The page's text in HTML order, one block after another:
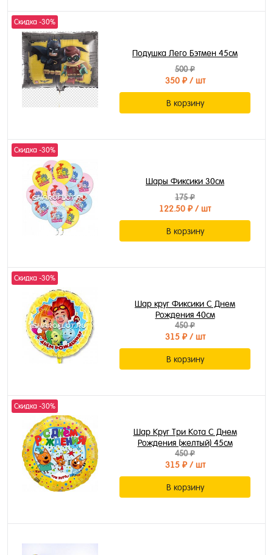
Скидка -30%
Подушка Лего Бэтмен 45см
500 ₽
350 ₽/ шт
В корзину
Скидка -30%
Шары Фиксики 30см
175 ₽
122.50 ₽/ шт
В корзину
Скидка -30%
Шар круг Фиксики С Днем
Рождения 40см
450 ₽
315 ₽/ шт
В корзину
Скидка -30%
Шар Круг Три Кота С Днем
Рождения (желтый) 45см
450 ₽
315 ₽/ шт
В корзину